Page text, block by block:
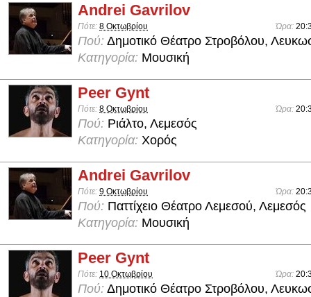
Andrei Gavrilov
Πότε: 8 Οκτωβρίου Ώρα:
Πού: Δημοτικό Θέατρο Στροβόλου,
Κατηγορία: Μουσική
Peer Gynt
Πότε: 8 Οκτωβρίου Ώρα:
Πού: Ριάλτο, Λεμεσός
Κατηγορία: Χορός
Andrei Gavrilov
Πότε: 9 Οκτωβρίου Ώρα:
Πού: Παττίχειο Θέατρο Λεμεσού, Λεμεσός
Κατηγορία: Μουσική
Peer Gynt
Πότε: 10 Οκτωβρίου Ώρα:
Πού: Δημοτικό Θέατρο Στροβόλου,